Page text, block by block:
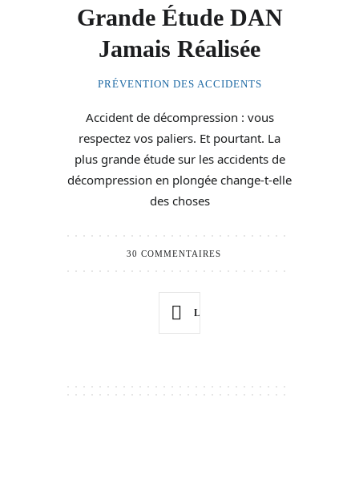
Grande Étude DAN
Jamais Réalisée
PRÉVENTION DES ACCIDENTS
Accident de décompression : vous
respectez vos paliers. Et pourtant. La
plus grande étude sur les accidents de
décompression en plongée change-t-elle
des choses
30 COMMENTAIRES
LIRE PLUS